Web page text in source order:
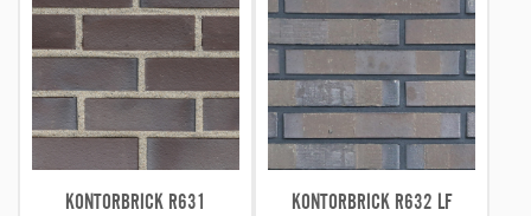
KONTORBRICK R631
KONTORBRICK R632 LF